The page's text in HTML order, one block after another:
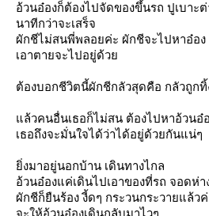
อ้วนอ๋องก็ต้องไปจัดของขึ้นรถ ปูเบาะต่
นาทีกว่าจะเสร็จ
ผักชีไม่สนพี่พลอยค่ะ ผักชีจะไปหาอ๋อง
เอาตายจะไปอยู่ด้ว
ต้องบอกชีวิตนี้ผักชีกลัวสุดคือ กลัวถูกทิ้
ล้วคนอื่นเธอก็ไม่สน ต้องไปหาอ้วนอ๋
เธอถึงจะมั่นใจได้ว่าได้อยู่ด้วยกันแน่ๆ
ิ่งมาอยู่นอกบ้าน เดินทางไกล
อ้วนอ๋องแค่เดินไปเอาของที่รถ จอดห่
ผักชีก็ยืนร้อง งี้ดๆ กระวนกระวายแล้ว